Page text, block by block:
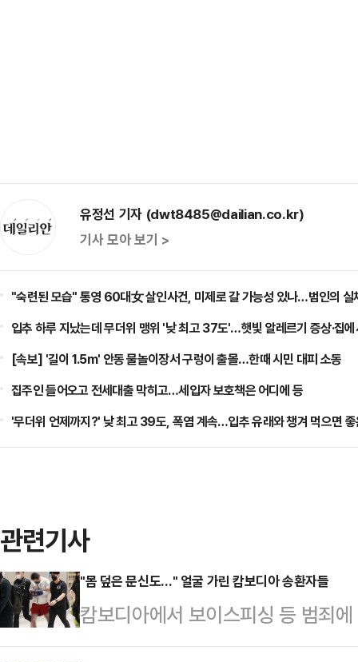
유정선 기자 (dwt8485@dailian.co.kr)
기사 모아 보기 >
"숙련된 모습" 통영 60대女 살인사건, 미제로 갈 가능성 있나…범인의 실
입추 하루 지났는데 무더위 맹위 '낮 최고 37도'…햇빛 알레르기 증상·집
[속보] '길이 1.5m' 안동 물놀이장서 구렁이 출몰…한때 시민 대피 소동
집주인 들어오고 전세대출 막히고…세입자 보호책은 어디에 등
'무더위 언제까지?' 낮 최고 39도, 폭염 계속…입추 유래와 챙겨 먹으면
관련기사
"몸 덮은 문신도…" 얼굴 가린 캄보디아 송환자들
캄보디아에서 보이스피싱 등 범죄
64명이 전세기를 타고 18일 수갑